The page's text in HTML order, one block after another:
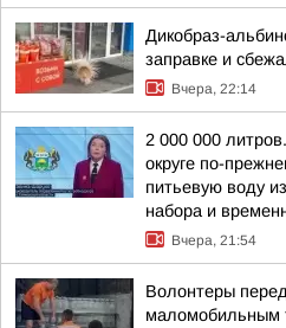
Дикобраз-
заправке и
Вчера, 22:14
2 000 000
округе по-
питьевую воду
набора и
Вчера, 21:54
Волонтеры
маломобильным